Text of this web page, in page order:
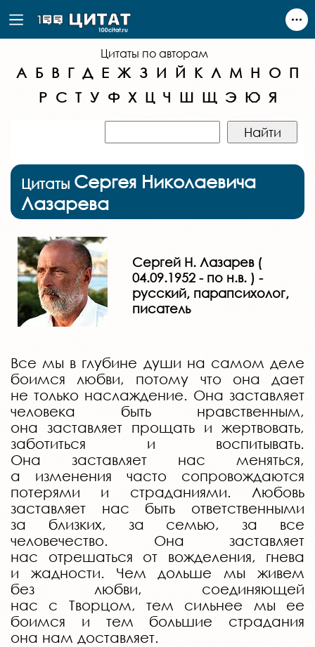
Цитаты по авторам
А Б В Г Д Е Ж З И Й К Л М Н О П
Р С Т У Ф Х Ц Ч Ш Щ Э Ю Я
Цитаты Сергея Николаевича
Лазарева
Сергей Н. Лазарев (
04.09.1952 - по н.в. ) -
русский, парапсихолог,
писатель
Все мы в глубине души на самом деле
боимся любви, потому что она дает
не только наслаждение. Она заставляет
человека быть нравственным,
она заставляет прощать и жертвовать,
заботиться и воспитывать.
Она заставляет нас меняться,
а изменения часто сопровождаются
потерями и страданиями. Любовь
заставляет нас быть ответственными
за близких, за семью, за все
человечество. Она заставляет
нас отрешаться от вожделения, гнева
и жадности. Чем дольше мы живем
без любви, соединяющей
нас с Творцом, тем сильнее мы ее
боимся и тем большие страдания
она нам доставляет.